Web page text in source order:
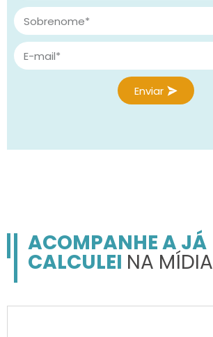
Enviar
ACOMPANHE A JÁ
CALCULEI NA MÍDIA